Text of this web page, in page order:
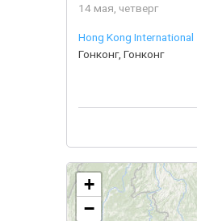
14 мая, четверг
Hong Kong International
Гонконг, Гонконг
+
−